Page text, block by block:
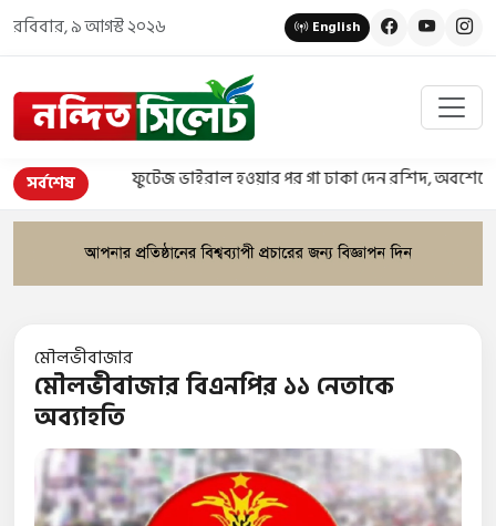
রবিবার, ৯ আগস্ট ২০২৬ English
সর্বশেষ ফুটেজ ভাইরাল হওয়ার পর গা ঢাকা দেন রশিদ, অবশেষে
মৌলভীবাজার
মৌলভীবাজার বিএনপির ১১ নেতাকে
অব্যাহতি